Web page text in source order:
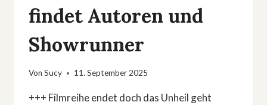
findet Autoren und
Showrunner
Von Sucy 11. September 2025
+++ Filmreihe endet doch das Unheil geht